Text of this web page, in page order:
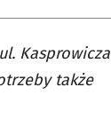
Kasprowicza
także